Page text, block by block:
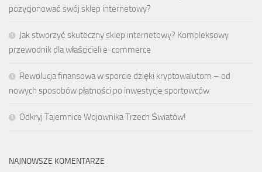
pozycjonować swój sklep internetowy?
Jak stworzyć skuteczny sklep internetowy? Kompleksowy
przewodnik dla właścicieli e-commerce
Rewolucja finansowa w sporcie dzięki kryptowalutom – od
nowych sposobów płatności po inwestycje sportowców
Odkryj Tajemnice Wojownika Trzech Światów!
NAJNOWSZE KOMENTARZE